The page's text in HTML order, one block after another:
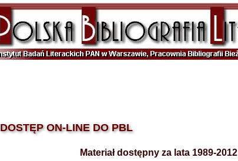
DOSTĘP ON-LINE DO PBL
Materiał dostępny za lata 1989-2012